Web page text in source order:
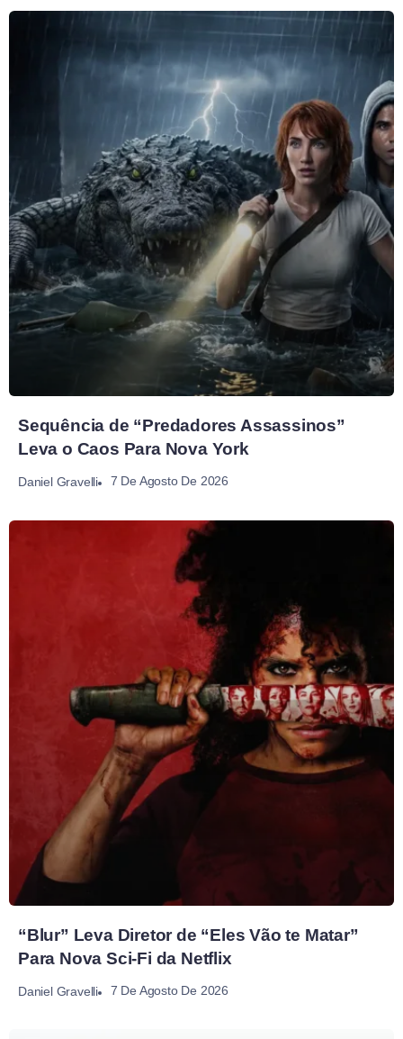
Sequência de “Predadores Assassinos”
Leva o Caos Para Nova York
Daniel Gravelli 7 De Agosto De 2026
“Blur” Leva Diretor de “Eles Vão te Matar”
Para Nova Sci-Fi da Netflix
Daniel Gravelli 7 De Agosto De 2026